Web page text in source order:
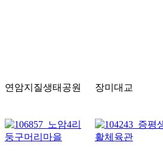
연암지질생태공원 장미대교